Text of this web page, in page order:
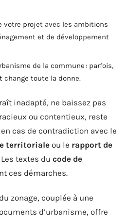
votre projet avec les ambitions
et de développement
de la commune : parfois,
change toute la donne.
inadapté, ne baissez pas
ou contentieux, reste
cas de contradiction avec le
territoriale ou le rapport de
Les textes du code de
ces démarches.
zonage, couplée à une
d’urbanisme, offre